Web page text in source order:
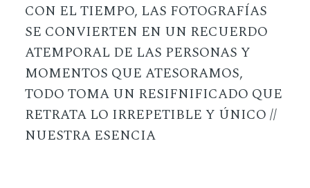
CON EL TIEMPO, LAS FOTOGRAFÍAS
SE CONVIERTEN EN UN RECUERDO
ATEMPORAL DE LAS PERSONAS Y
MOMENTOS QUE ATESORAMOS,
TODO TOMA UN RESIFNIFICADO QUE
RETRATA LO IRREPETIBLE Y ÚNICO //
NUESTRA ESENCIA